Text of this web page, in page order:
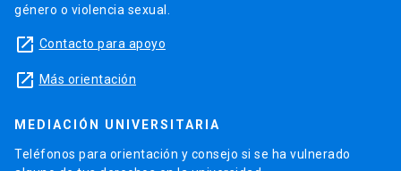
género o violencia sexual.
launch Contacto para apoyo
launch Más orientación
MEDIACIÓN UNIVERSITARIA
Teléfonos para orientación y consejo si se ha vulnerado